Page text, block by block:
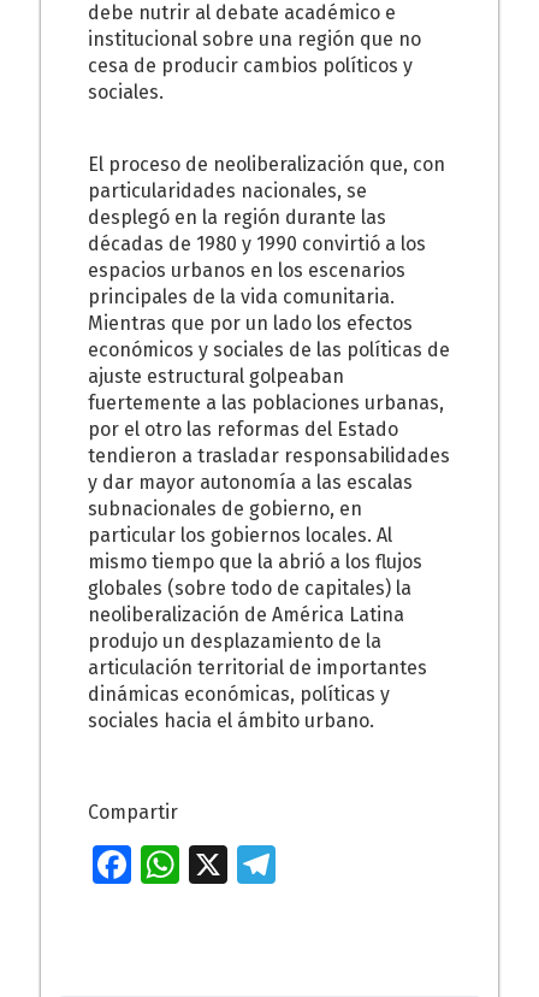
debe nutrir al debate académico e
institucional sobre una región que no
cesa de producir cambios políticos y
sociales.
El proceso de neoliberalización que, con
particularidades nacionales, se
desplegó en la región durante las
décadas de 1980 y 1990 convirtió a los
espacios urbanos en los escenarios
principales de la vida comunitaria.
Mientras que por un lado los efectos
económicos y sociales de las políticas de
ajuste estructural golpeaban
fuertemente a las poblaciones urbanas,
por el otro las reformas del Estado
tendieron a trasladar responsabilidades
y dar mayor autonomía a las escalas
subnacionales de gobierno, en
particular los gobiernos locales. Al
mismo tiempo que la abrió a los flujos
globales (sobre todo de capitales) la
neoliberalización de América Latina
produjo un desplazamiento de la
articulación territorial de importantes
dinámicas económicas, políticas y
sociales hacia el ámbito urbano.
Compartir
Fa
W
X